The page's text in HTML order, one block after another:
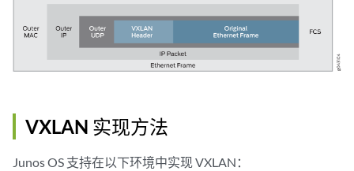
VXLAN 实现方法
Junos OS 支持在以下环境中实现 VXLAN：